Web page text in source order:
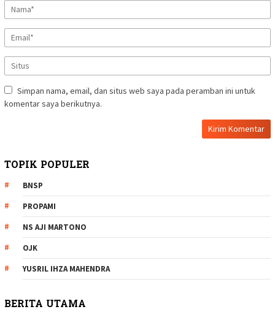
Simpan nama, email, dan situs web saya pada peramban ini untuk
komentar saya berikutnya.
TOPIK POPULER
BNSP
PROPAMI
NS AJI MARTONO
OJK
YUSRIL IHZA MAHENDRA
BERITA UTAMA